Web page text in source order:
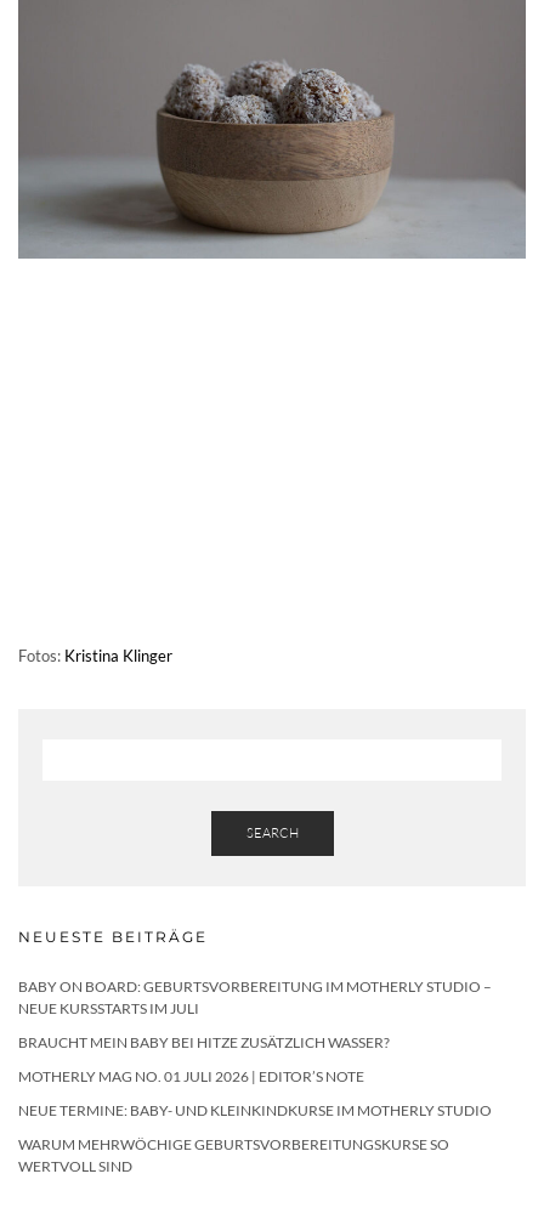
Fotos: Kristina Klinger
SEARCH
NEUESTE BEITRÄGE
BABY ON BOARD: GEBURTSVORBEREITUNG IM MOTHERLY STUDIO –
NEUE KURSSTARTS IM JULI
BRAUCHT MEIN BABY BEI HITZE ZUSÄTZLICH WASSER?
MOTHERLY MAG NO. 01 JULI 2026 | EDITOR’S NOTE
NEUE TERMINE: BABY- UND KLEINKINDKURSE IM MOTHERLY STUDIO
WARUM MEHRWÖCHIGE GEBURTSVORBEREITUNGSKURSE SO
WERTVOLL SIND